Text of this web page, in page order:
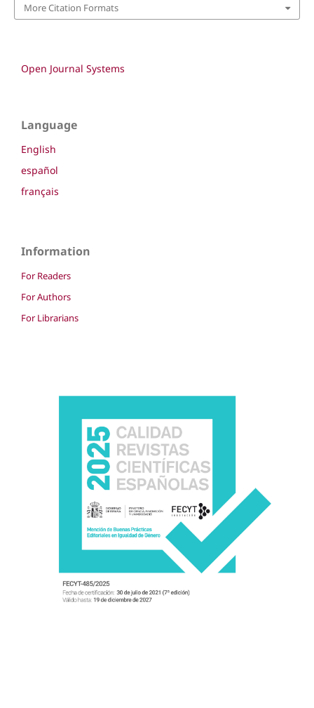
More Citation Formats
Open Journal Systems
Language
English
español
français
Information
For Readers
For Authors
For Librarians